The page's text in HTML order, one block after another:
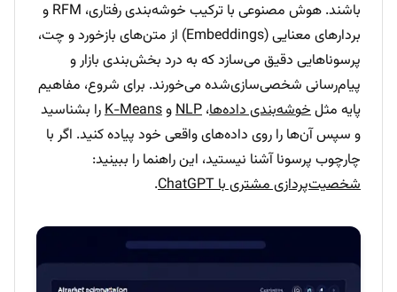
باشند. هوش مصنوعی با ترکیب خوشه‌بندی رفتاری، RFM و
بردارهای معنایی (Embeddings) از متن‌های بازخورد و چت،
پرسوناهایی دقیق می‌سازد که به درد بخش‌بندی بازار و
پیام‌رسانی شخصی‌سازی‌شده می‌خورند. برای شروع، مفاهیم
پایه مثلخوشه‌بندی داده‌ها، NLPوK-Meansرا بشناسید
و سپس آن‌ها را روی داده‌های واقعی خود پیاده کنید. اگر با
چارچوب پرسونا آشنا نیستید، این راهنما را ببینید:
شخصیت‌پردازی مشتری با ChatGPT
.